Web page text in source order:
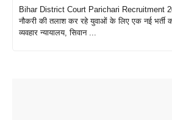
Bihar District Court Parichari Recruitment
नौकरी की तलाश कर रहे युवाओं के लिए एक नई भर्ती
व्यवहार न्यायालय, सिवान ...